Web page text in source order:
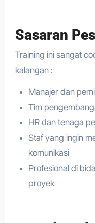
Sasaran
Training ini sangat
kalangan :
Manajer dan
Tim
HR dan tenaga
Staf yang ingin
komunikasi
Profesional di
proyek